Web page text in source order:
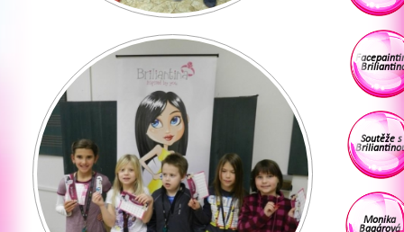
Soutěže s
Monika
Bagárová